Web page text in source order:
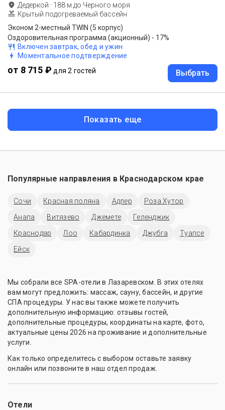
Дедеркой · 188 м до Черного моря
Крытый подогреваемый бассейн
Эконом 2-местный TWIN (5 корпус)
Оздоровительная программа (акционный) - 17%
Включен завтрак, обед и ужин
Моментальное подтверждение
от 8 715 ₽ для 2 гостей Выбрать
Показать еще
Популярные направления в Краснодарском крае
Сочи Красная поляна Адлер
Роза Хутор
Анапа
Витязево Джемете
Геленджик
Краснодар
Лоо Кабардинка Джубга
Туапсе
Ейск
Мы собрали все SPA-отели в Лазаревском. В этих отелях
вам могут предложить: массаж, сауну, бассейн, и другие
СПА процедуры. У нас вы также можете получить
дополнительную информацию: отзывы гостей,
дополнительные процедуры, координаты на карте, фото,
актуальные цены 2026 на проживание и дополнительные
услуги.
Как только определитесь с выбором оставьте заявку
онлайн или позвоните в наш отдел продаж.
Отели